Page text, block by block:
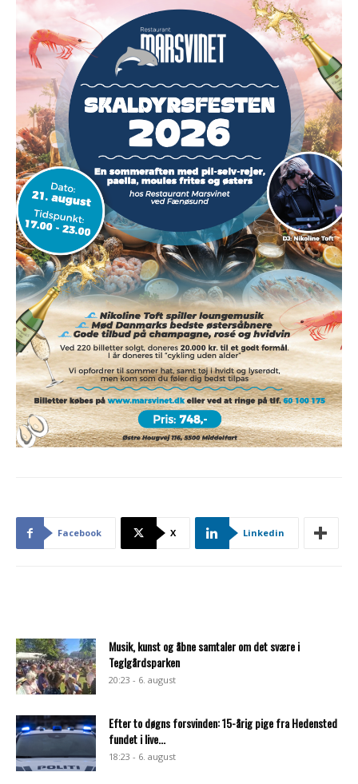
Facebook X Linkedin
Musik, kunst og åbne samtaler om det svære i
Teglgårdsparken
20:23 - 6. august
Efter to døgns forsvinden: 15-årig pige fra Hedensted
fundet i live...
18:23 - 6. august